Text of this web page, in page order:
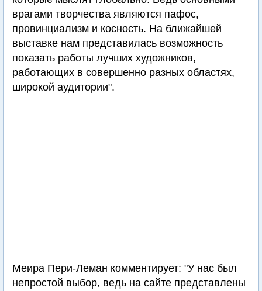
врагами творчества являются пафос,
провинциализм и косность. На ближайшей
выставке нам представилась возможность
показать работы лучших художников,
работающих в совершенно разных областях,
широкой аудитории".
Меира Пери-Леман комментирует: "У нас был
непростой выбор, ведь на сайте представлены